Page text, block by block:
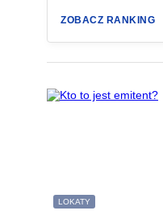
ZOBACZ RANKING
LOKATY